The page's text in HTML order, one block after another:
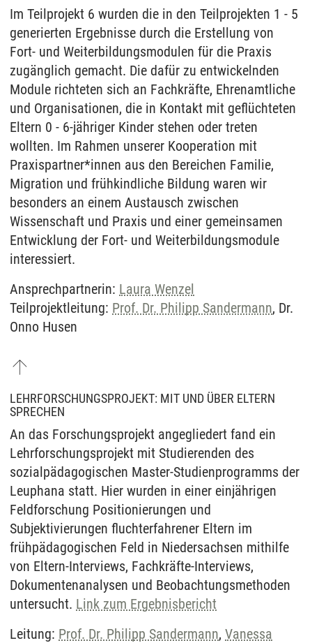
Im Teilprojekt 6 wurden die in den Teilprojekten 1 - 5
generierten Ergebnisse durch die Erstellung von
Fort- und Weiterbildungsmodulen für die Praxis
zugänglich gemacht. Die dafür zu entwickelnden
Module richteten sich an Fachkräfte, Ehrenamtliche
und Organisationen, die in Kontakt mit geflüchteten
Eltern 0 - 6-jähriger Kinder stehen oder treten
wollten. Im Rahmen unserer Kooperation mit
Praxispartner*innen aus den Bereichen Familie,
Migration und frühkindliche Bildung waren wir
besonders an einem Austausch zwischen
Wissenschaft und Praxis und einer gemeinsamen
Entwicklung der Fort- und Weiterbildungsmodule
interessiert.
Ansprechpartnerin: Laura Wenzel
Teilprojektleitung: Prof. Dr. Philipp Sandermann, Dr.
Onno Husen
LEHRFORSCHUNGSPROJEKT: MIT UND ÜBER ELTERN
SPRECHEN
An das Forschungsprojekt angegliedert fand ein
Lehrforschungsprojekt mit Studierenden des
sozialpädagogischen Master-Studienprogramms der
Leuphana statt. Hier wurden in einer einjährigen
Feldforschung Positionierungen und
Subjektivierungen fluchterfahrener Eltern im
frühpädagogischen Feld in Niedersachsen mithilfe
von Eltern-Interviews, Fachkräfte-Interviews,
Dokumentenanalysen und Beobachtungsmethoden
untersucht. Link zum Ergebnisbericht
Leitung: Prof. Dr. Philipp Sandermann, Vanessa